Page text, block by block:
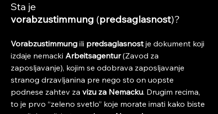
Sta je
vorabzustimmung (predsaglasnost)?
Vorabzustimmung ili predsaglasnost je dokument koji
izdaje nemacki Arbeitsagentur (Zavod za
zaposljavanje), kojim se odobrava zaposljavanje
stranog drzavljanina pre nego sto on uopste
podnese zahtev za vizu za Nemacku. Drugim recima,
to je prvo “zeleno svetlo” koje morate imati kako biste